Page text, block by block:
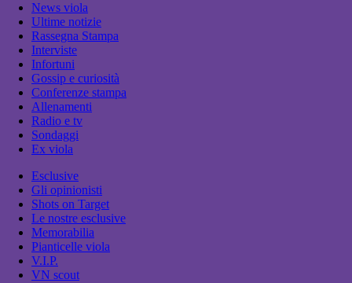
News viola
Ultime notizie
Rassegna Stampa
Interviste
Infortuni
Gossip e curiosità
Conferenze stampa
Allenamenti
Radio e tv
Sondaggi
Ex viola
Esclusive
Gli opinionisti
Shots on Target
Le nostre esclusive
Memorabilia
Pianticelle viola
V.I.P.
VN scout